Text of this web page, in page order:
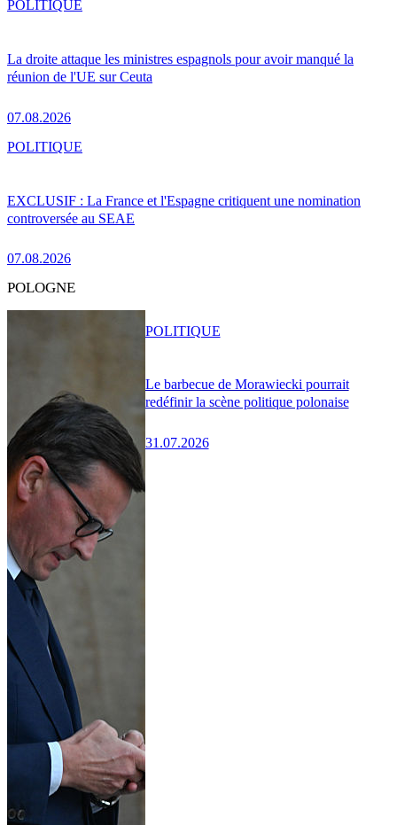
La droite attaque les ministres espagnols pour avoir manqué la
réunion de l'UE sur Ceuta
07.08.2026
POLITIQUE
EXCLUSIF : La France et l'Espagne critiquent une nomination
controversée au SEAE
07.08.2026
POLITIQUE
POLOGNE
Le barbecue de Morawiecki pourrait
redéfinir la scène politique polonaise
31.07.2026
POLITIQUE